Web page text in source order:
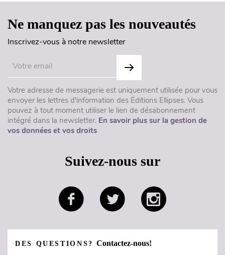
Ne manquez pas les nouveautés
Inscrivez-vous à notre newsletter
Votre adresse de messagerie est uniquement utilisée pour vous
envoyer les lettres d'information des Éditions Ellipses. Vous
pouvez à tout moment utiliser le lien de désabonnement
intégré dans la newsletter. En savoir plus sur la gestion de
vos données et vos droits
Suivez-nous sur
DES QUESTIONS?Contactez-nous!